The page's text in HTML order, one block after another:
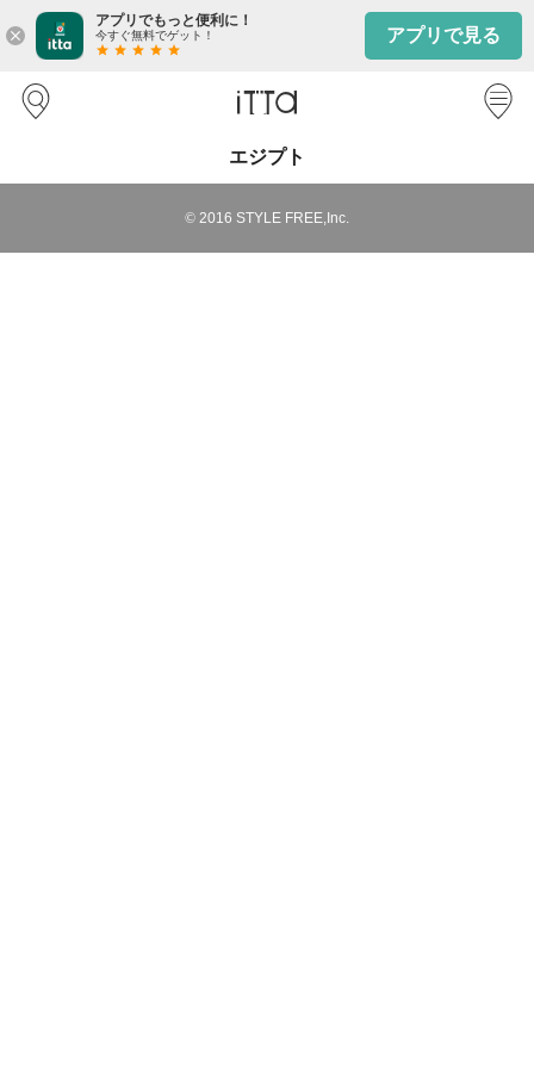
close
アプリでもっと便利に！
今すぐ無料でゲット！
star star star star star
アプリで見る
エジプト
© 2016 STYLE FREE,Inc.